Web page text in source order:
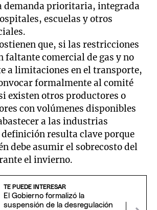
demanda prioritaria, integrada
escuelas y otros
que, si las restricciones
faltante comercial de gas y no
a limitaciones en el transporte,
formalmente al comité
existen otros productores o
con volúmenes disponibles
a las industrias
definición resulta clave porque
debe asumir el sobrecosto del
el invierno.
TE PUEDE INTERESAR
El Gobierno formalizó la
suspensión de la desregulación